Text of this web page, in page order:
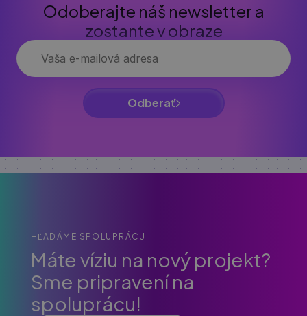
Odoberajte náš newsletter a
zostante v obraze
Odberať
HĽADÁME SPOLUPRÁCU!
Máte víziu na nový projekt?
Sme pripravení na
spoluprácu!